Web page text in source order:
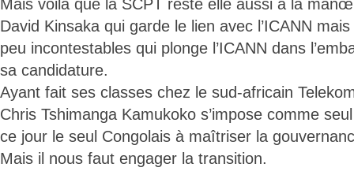
Mais voilà que la SCPT reste elle aussi à la
David Kinsaka qui garde le lien avec l’ICANN
peu incontestables qui plonge l’ICANN dans
sa candidature.
Ayant fait ses classes chez le sud-africain
Chris Tshimanga Kamukoko s’impose comme
ce jour le seul Congolais à maîtriser la
Mais il nous faut engager la transition.